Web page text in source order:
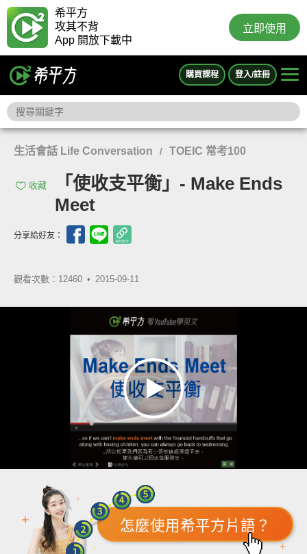
希平方
攻其不背
App 開放下載中
立即使用
購買課程 登入/註冊
生活會話 Life Conversation / TOEIC 常考100
收藏
「使收支平衡」- Make Ends
Meet
分享給好友：
觀看次數：12460 • 2015-09-11
怎麼使用希平方片語？